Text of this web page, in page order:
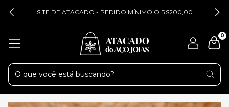
SITE DE ATACADO - PEDIDO MÍNIMO O R$200,00
0